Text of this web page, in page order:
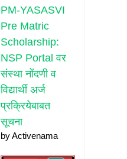
PM-YASASVI
Pre Matric
Scholarship:
NSP Portal वर
संस्था नोंदणी व
विद्यार्थी अर्ज
प्रक्रियेबाबत
सूचना
by Activenama